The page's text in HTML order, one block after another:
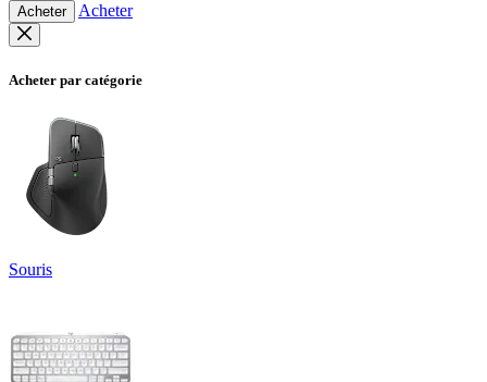
Acheter Acheter
Acheter par catégorie
Souris